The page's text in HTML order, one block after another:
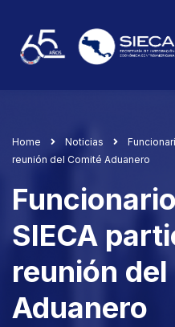
Home Noticias
reunión del Comité Aduanero
SIECA
reunión
Aduanero